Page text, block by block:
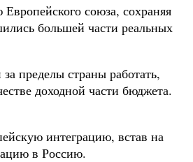
союза, сохраняя
большей части реальных
пределы страны работать,
доходной части бюджета.
интеграцию, встав на
в Россию.